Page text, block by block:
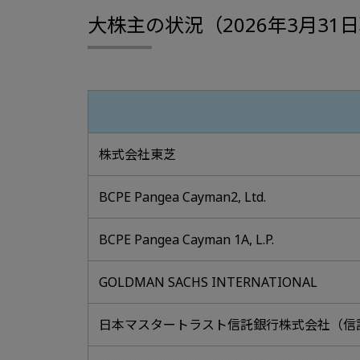
大株主の状況（2026年3月31日
株式会社東芝
BCPE Pangea Cayman2, Ltd.
BCPE Pangea Cayman 1A, L.P.
GOLDMAN SACHS INTERNATIONAL
日本マスタートラスト信託銀行株式会社（信